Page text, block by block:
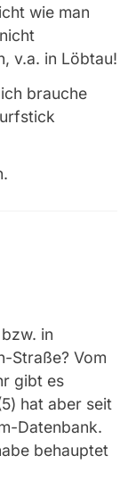
wie man
v.a. in Löbtau!
brauche
in
Straße? Vom
gibt es
hat aber seit
Datenbank.
behauptet